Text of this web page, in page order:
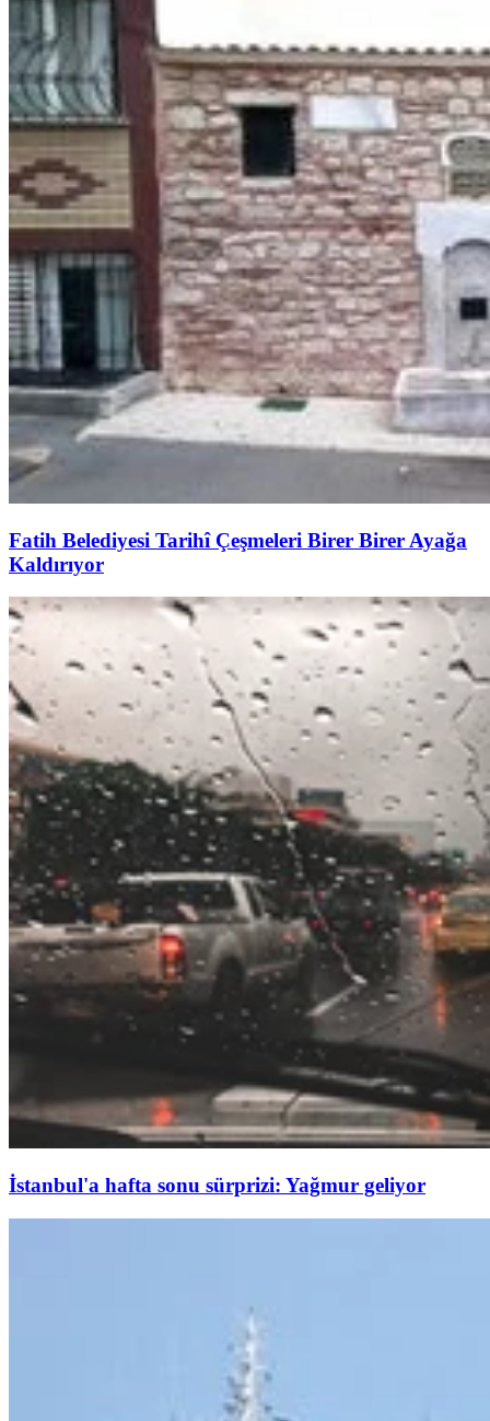
Fatih Belediyesi Tarihî Çeşmeleri Birer Birer Ayağa
Kaldırıyor
İstanbul'a hafta sonu sürprizi: Yağmur geliyor